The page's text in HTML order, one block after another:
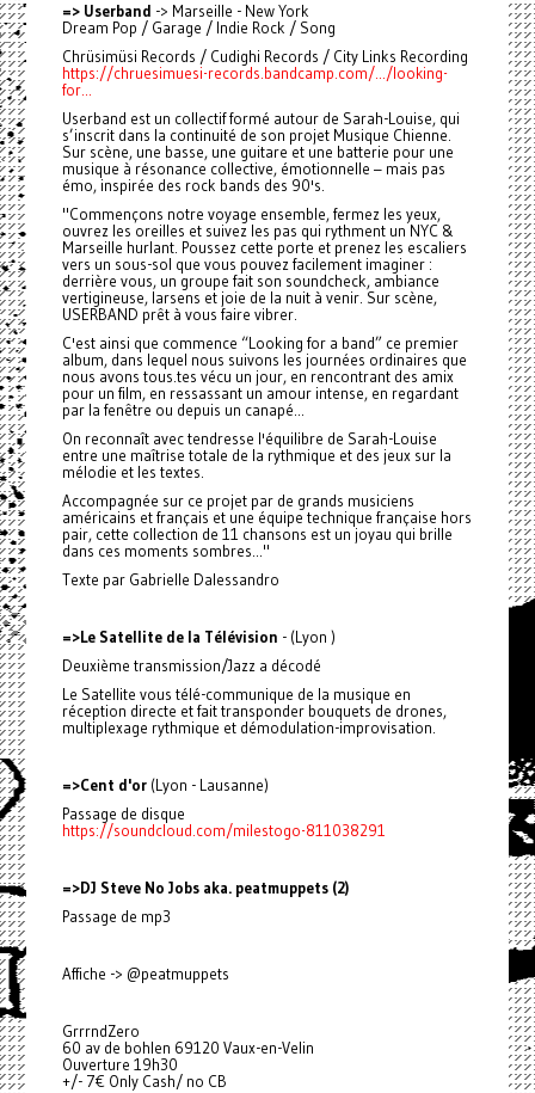
=> Userband -> Marseille - New York
Dream Pop / Garage / Indie Rock / Song
Chrüsimüsi Records / Cudighi Records / City Links Recording
https://chruesimuesi-records.bandcamp.com/.../looking-
for...
Userband est un collectif formé autour de Sarah-Louise, qui
s’inscrit dans la continuité de son projet Musique Chienne.
Sur scène, une basse, une guitare et une batterie pour une
musique à résonance collective, émotionnelle – mais pas
émo, inspirée des rock bands des 90's.
"Commençons notre voyage ensemble, fermez les yeux,
ouvrez les oreilles et suivez les pas qui rythment un NYC &
Marseille hurlant. Poussez cette porte et prenez les escaliers
vers un sous-sol que vous pouvez facilement imaginer :
derrière vous, un groupe fait son soundcheck, ambiance
vertigineuse, larsens et joie de la nuit à venir. Sur scène,
USERBAND prêt à vous faire vibrer.
C'est ainsi que commence “Looking for a band” ce premier
album, dans lequel nous suivons les journées ordinaires que
nous avons tous.tes vécu un jour, en rencontrant des amix
pour un film, en ressassant un amour intense, en regardant
par la fenêtre ou depuis un canapé...
On reconnaît avec tendresse l'équilibre de Sarah-Louise
entre une maîtrise totale de la rythmique et des jeux sur la
mélodie et les textes.
Accompagnée sur ce projet par de grands musiciens
américains et français et une équipe technique française hors
pair, cette collection de 11 chansons est un joyau qui brille
dans ces moments sombres..."
Texte par Gabrielle Dalessandro
=>Le Satellite de la Télévision - (Lyon )
Deuxième transmission/Jazz a décodé
Le Satellite vous télé-communique de la musique en
réception directe et fait transponder bouquets de drones,
multiplexage rythmique et démodulation-improvisation.
=>Cent d'or(Lyon - Lausanne)
Passage de disque
https://soundcloud.com/milestogo-811038291
=>DJ Steve No Jobs aka. peatmuppets (2)
Passage de mp3
Affiche -> @peatmuppets
GrrrndZero
60 av de bohlen 69120 Vaux-en-Velin
Ouverture 19h30
+/- 7€ Only Cash/ no CB